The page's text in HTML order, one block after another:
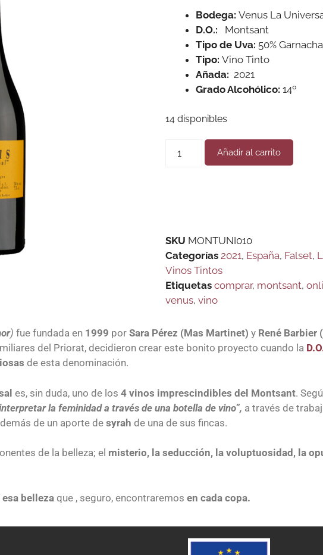
Bodega: Venus La
D.O.:
Montsant
Tipo de Uva: 50%
Tipo: Vino Tinto
Añada: 2021
Grado Alcohólico: 14º
14 disponibles
Añadir al carrito
SKU MONTUNI010
Categorías 2021, España, Falset,
Vinos Tintos
Etiquetas comprar, montsant,
venus, vino
) fue fundada en 1999 por Sara Pérez (Mas Martinet) y René Barbier
del Priorat, decidieron crear este bonito proyecto cuando la
de esta denominación.
es, sin duda, uno de los 4 vinos imprescindibles del Montsant.
la feminidad a través de una botella de vino”, a través de
de un aporte de syrah de una de sus fincas.
de la belleza; el misterio, la seducción, la voluptuosidad, la
belleza que , seguro, encontraremos en cada copa.